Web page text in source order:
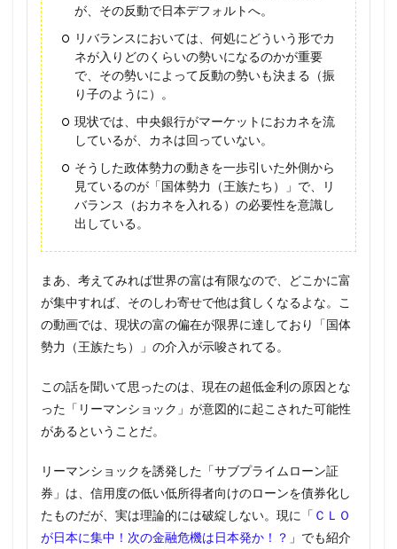
が、その反動で日本デフォルトへ。
リバランスにおいては、何処にどういう形でカ
ネが入りどのくらいの勢いになるのかが重要
で、その勢いによって反動の勢いも決まる（振
り子のように）。
現状では、中央銀行がマーケットにおカネを流
しているが、カネは回っていない。
そうした政体勢力の動きを一歩引いた外側から
見ているのが「国体勢力（王族たち）」で、リ
バランス（おカネを入れる）の必要性を意識し
出している。
まあ、考えてみれば世界の富は有限なので、どこかに富
が集中すれば、そのしわ寄せで他は貧しくなるよな。こ
の動画では、現状の富の偏在が限界に達しており「国体
勢力（王族たち）」の介入が示唆されてる。
この話を聞いて思ったのは、現在の超低金利の原因とな
った「リーマンショック」が意図的に起こされた可能性
があるということだ。
リーマンショックを誘発した「サブプライムローン証
券」は、信用度の低い低所得者向けのローンを債券化し
たものだが、実は理論的には破綻しない。現に「 ＣＬＯ
が日本に集中！次の金融危機は日本発か！？ 」でも紹介